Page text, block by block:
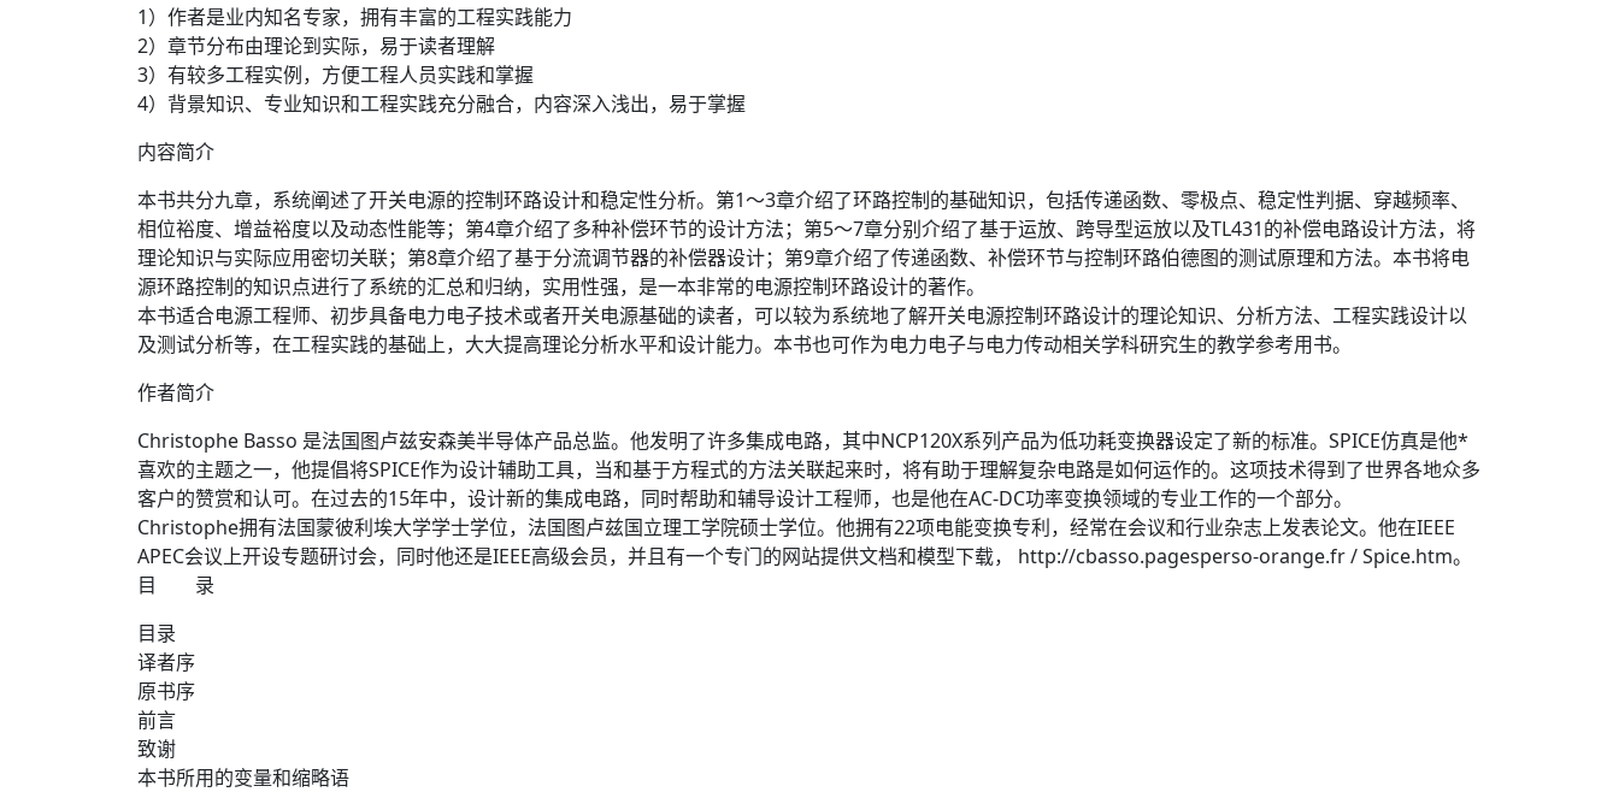
1）作者是业内知名专家，拥有丰富的工程实践能力
2）章节分布由理论到实际，易于读者理解
3）有较多工程实例，方便工程人员实践和掌握
4）背景知识、专业知识和工程实践充分融合，内容深入浅出，易于掌握
内容简介
本书共分九章，系统阐述了开关电源的控制环路设计和稳定性分析。第1～3章介绍了环路控制的基础知识，包括传递函数、零极点、稳定性判据、穿越频率、
相位裕度、增益裕度以及动态性能等；第4章介绍了多种补偿环节的设计方法；第5～7章分别介绍了基于运放、跨导型运放以及TL431的补偿电路设计方法，将
理论知识与实际应用密切关联；第8章介绍了基于分流调节器的补偿器设计；第9章介绍了传递函数、补偿环节与控制环路伯德图的测试原理和方法。本书将电
源环路控制的知识点进行了系统的汇总和归纳，实用性强，是一本非常的电源控制环路设计的著作。
本书适合电源工程师、初步具备电力电子技术或者开关电源基础的读者，可以较为系统地了解开关电源控制环路设计的理论知识、分析方法、工程实践设计以
及测试分析等，在工程实践的基础上，大大提高理论分析水平和设计能力。本书也可作为电力电子与电力传动相关学科研究生的教学参考用书。
作者简介
Christophe Basso 是法国图卢兹安森美半导体产品总监。他发明了许多集成电路，其中NCP120X系列产品为低功耗变换器设定了新的标准。SPICE仿真是他*
喜欢的主题之一，他提倡将SPICE作为设计辅助工具，当和基于方程式的方法关联起来时，将有助于理解复杂电路是如何运作的。这项技术得到了世界各地众多
客户的赞赏和认可。在过去的15年中，设计新的集成电路，同时帮助和辅导设计工程师，也是他在AC-DC功率变换领域的专业工作的一个部分。
Christophe拥有法国蒙彼利埃大学学士学位，法国图卢兹国立理工学院硕士学位。他拥有22项电能变换专利，经常在会议和行业杂志上发表论文。他在IEEE
APEC会议上开设专题研讨会，同时他还是IEEE高级会员，并且有一个专门的网站提供文档和模型下载， http://cbasso.pagesperso-orange.fr / Spice.htm。
目 录
目录
译者序
原书序
前言
致谢
本书所用的变量和缩略语